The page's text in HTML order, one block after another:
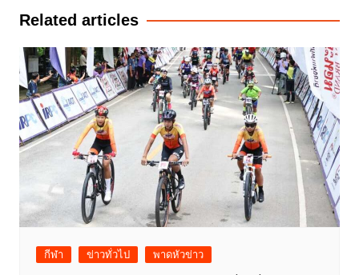
Related articles
กีฬา ข่าวทั่วไป พาดหัวข่าว